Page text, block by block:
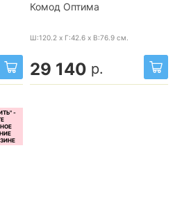
Комод Оптима
Ш:120.2 x Г:42.6 x В:76.9 см.
29 140 р.